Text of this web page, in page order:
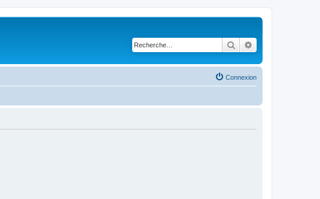
Rechercher
Connexion